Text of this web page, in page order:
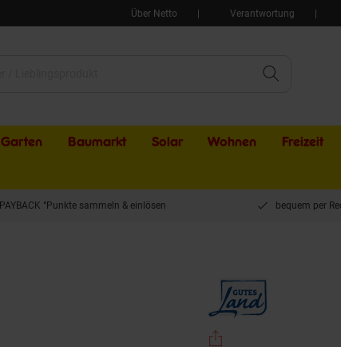
Über Netto Verantwortung
Garten Baumarkt Solar Wohnen Freizeit
PAYBACK °Punkte sammeln & einlösen bequem per